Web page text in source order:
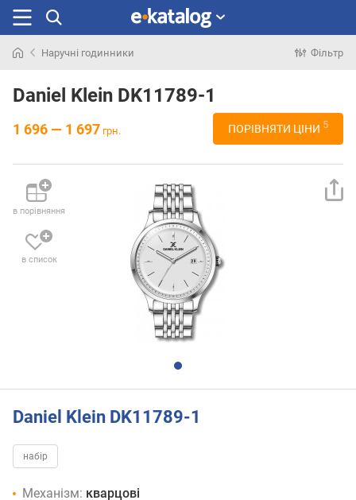
раніше
Наручні годинники Фільтр
Daniel Klein DK11789-1
1 696 — 1 697 грн. ПОРІВНЯТИ ЦІНИ 5
в порівняння
в список
Daniel Klein DK11789-1
набір
Механізм: кварцові